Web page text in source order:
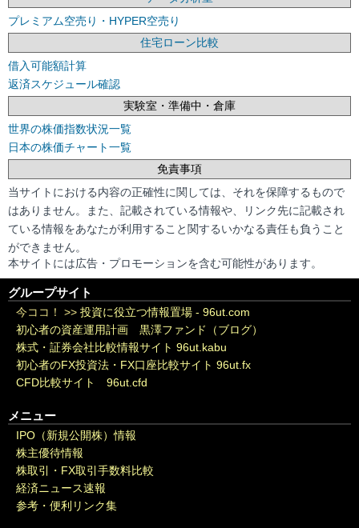
プレミアム空売り・HYPER空売り
住宅ローン比較
借入可能額計算
返済スケジュール確認
実験室・準備中・倉庫
世界の株価指数状況一覧
日本の株価チャート一覧
免責事項
当サイトにおける内容の正確性に関しては、それを保障するもので
はありません。また、記載されている情報や、リンク先に記載され
ている情報をあなたが利用すること関するいかなる責任も負うこと
ができません。
本サイトには広告・プロモーションを含む可能性があります。
グループサイト
今ココ！ >> 投資に役立つ情報置場 - 96ut.com
初心者の資産運用計画 黒澤ファンド（ブログ）
株式・証券会社比較情報サイト 96ut.kabu
初心者のFX投資法・FX口座比較サイト 96ut.fx
CFD比較サイト 96ut.cfd
メニュー
IPO（新規公開株）情報
株主優待情報
株取引・FX取引手数料比較
経済ニュース速報
参考・便利リンク集